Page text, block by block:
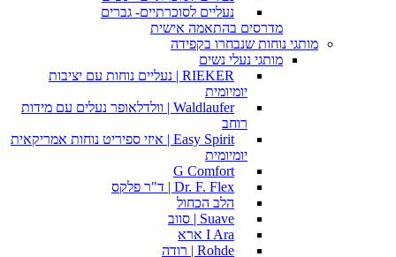
נעליים לסוכרתיים- גברים
מדרסים בהתאמה אישית
מותגי נוחות שנבחרו בקפידה
מותגי נעלי נשים
RIEKER | נעליים נוחות עם יציבות
יומיומית
Waldlaufer | וולדלאופר נעלים עם מידות
רוחב
Easy Spirit | איזי ספיריט נוחות אמריקאית
יומיומית
G Comfort
Dr. F. Flex | ד"ר פלקס
הלב הכחול
Suave | סווב
I Ara ארא
Rohde | רודה